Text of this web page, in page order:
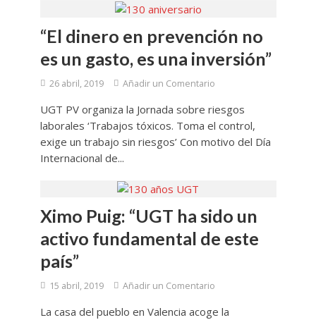
“El dinero en prevención no
es un gasto, es una inversión”
26 abril, 2019 Añadir un Comentario
UGT PV organiza la Jornada sobre riesgos
laborales ‘Trabajos tóxicos. Toma el control,
exige un trabajo sin riesgos’ Con motivo del Día
Internacional de...
Ximo Puig: “UGT ha sido un
activo fundamental de este
país”
15 abril, 2019 Añadir un Comentario
La casa del pueblo en Valencia acoge la